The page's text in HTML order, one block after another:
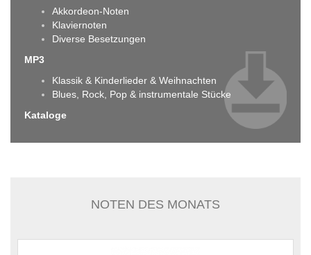
Akkordeon-Noten
Klaviernoten
Diverse Besetzungen
MP3
Klassik & Kinderlieder & Weihnachten
Blues, Rock, Pop & instrumentale Stücke
Kataloge
NOTEN DES MONATS